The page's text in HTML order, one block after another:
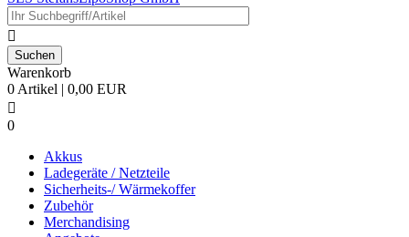

Warenkorb
0 Artikel | 0,00 EUR

0
Akkus
Ladegeräte / Netzteile
Sicherheits-/ Wärmekoffer
Zubehör
Merchandising